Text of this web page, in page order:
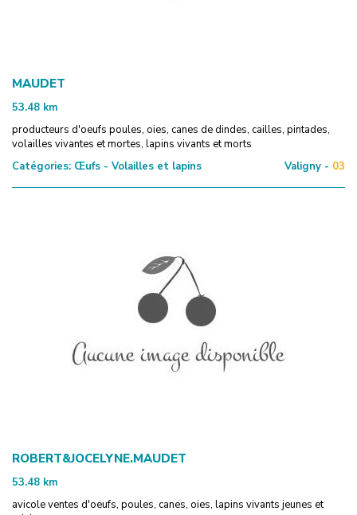
MAUDET
53.48 km
producteurs d'oeufs poules, oies, canes de dindes, cailles, pintades,
volailles vivantes et mortes, lapins vivants et morts
Catégories: Œufs - Volailles et lapins Valigny - 03
ROBERT&JOCELYNE.MAUDET
53.48 km
avicole ventes d'oeufs, poules, canes, oies, lapins vivants jeunes et